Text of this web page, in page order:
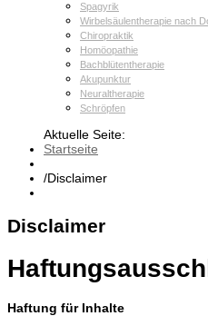
Spagyrik
Wirbelsäulentherapie nach
Chiropraktik
Homöopathie
Bachblütentherapie
Akupunktur
Neuraltherapie
Schröpfen
Aktuelle Seite:
Startseite
/Disclaimer
Disclaimer
Haftung für Inhalte